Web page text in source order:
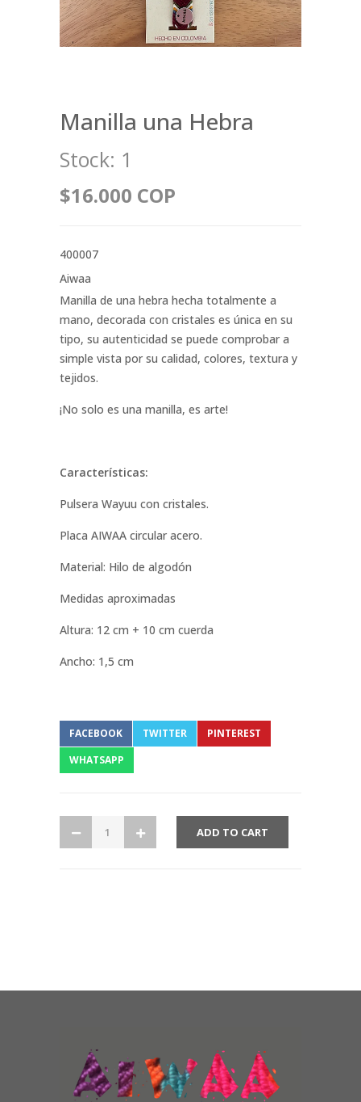
Manilla una Hebra
Stock: 1
$16.000 COP
400007
Aiwaa
Manilla de una hebra hecha totalmente a
mano, decorada con cristales es única en su
tipo, su autenticidad se puede comprobar a
simple vista por su calidad, colores, textura y
tejidos.
¡No solo es una manilla, es arte!
Características:
Pulsera Wayuu con cristales.
Placa AIWAA circular acero.
Material: Hilo de algodón
Medidas aproximadas
Altura: 12 cm + 10 cm cuerda
Ancho: 1,5 cm
FACEBOOK TWITTER
PINTEREST
WHATSAPP